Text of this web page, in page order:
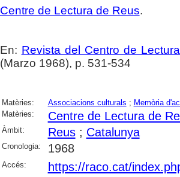
Centre de Lectura de Reus.
En: Revista del Centro de
(Marzo 1968), p. 531-534
Matèries: Associacions culturals ; Memòria
Matèries:
Centre de Lectura de
Àmbit: Reus; Catalunya
Cronologia: 1968
Accés: https://raco.cat/